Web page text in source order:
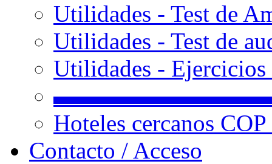
Utilidades - Test de
Utilidades - Test de
Utilidades -
Hoteles cercanos
Contacto / Acceso